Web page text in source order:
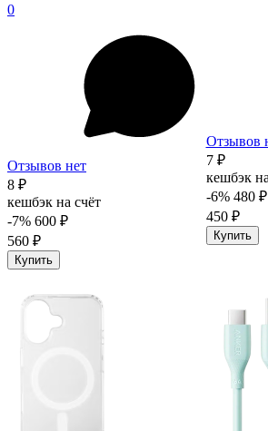
0
Отзывов нет
8 ₽
кешбэк на счёт
-7% 600 ₽
560 ₽
Купить
Отзывов
7 ₽
кешбэк
-6% 480 ₽
450 ₽
Купить